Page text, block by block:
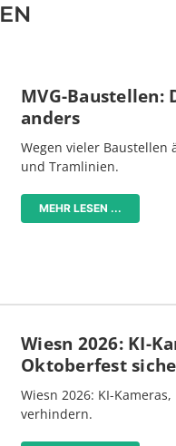
MVG-Baustellen:
anders
Wegen vieler Baustellen
und Tramlinien.
MEHR LESEN ...
Wiesn 2026: KI-
Oktoberfest
Wiesn 2026: KI-
verhindern.